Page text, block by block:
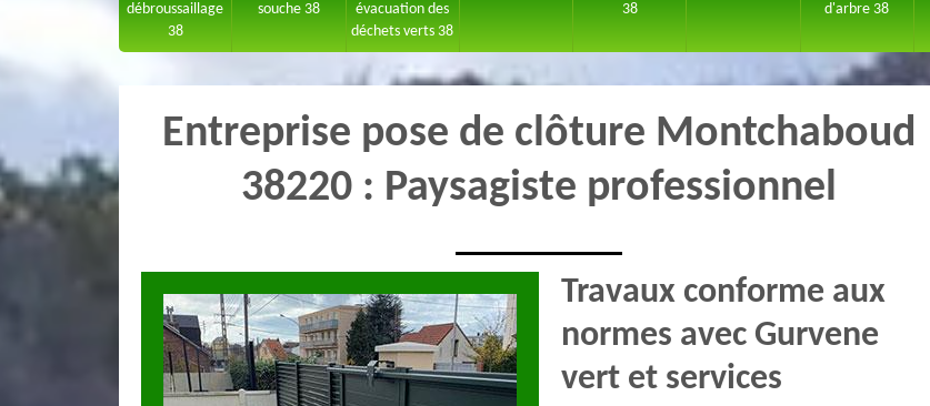
débroussaillage
38
souche 38
évacuation des
déchets verts 38
38
d'arbre 38
Entreprise pose de clôture Montchaboud
38220 : Paysagiste professionnel
Travaux conforme aux
normes avec Gurvene
vert et services